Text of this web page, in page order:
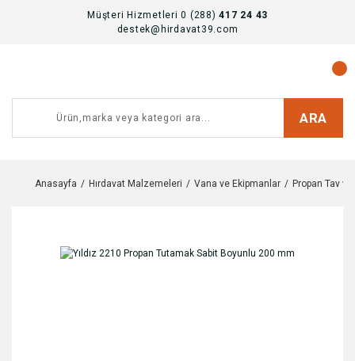
Müşteri Hizmetleri 0 (288)417 24 43
destek@hirdavat39.com
ARA
Anasayfa Hırdavat Malzemeleri Vana ve Ekipmanlar Propan Tav ve